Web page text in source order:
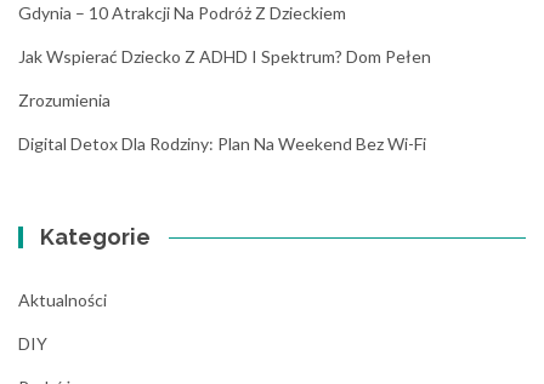
Gdynia – 10 Atrakcji Na Podróż Z Dzieckiem
Jak Wspierać Dziecko Z ADHD I Spektrum? Dom Pełen
Zrozumienia
Digital Detox Dla Rodziny: Plan Na Weekend Bez Wi-Fi
Kategorie
Aktualności
DIY